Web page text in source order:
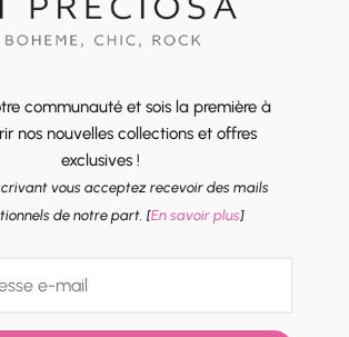
communauté et sois la première à
nos nouvelles collections et offres
exclusives !
vous acceptez recevoir des mails
de notre part. [En savoir plus]